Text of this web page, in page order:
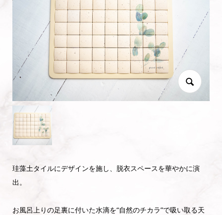
珪藻土タイルにデザインを施し、脱衣スペースを華やかに演
出。
お風呂上りの足裏に付いた水滴を“自然のチカラ”で吸い取る天